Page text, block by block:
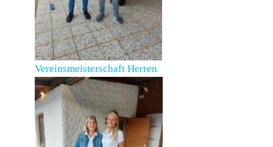
Vereinsmeisterschaft Herren